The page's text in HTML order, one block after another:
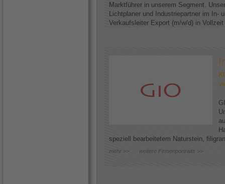
Marktführer in unserem Segment.
Lichtplaner und Industriepartner im In-
Verkaufsleiter Export (m/w/d) in
speziell bearbeitetem Naturstein,
mehr >> weitere Firmenportraits >>